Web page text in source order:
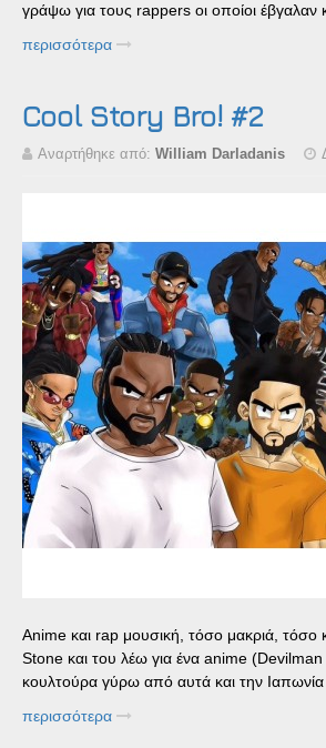
γράψω για τους rappers οι οποίοι έβγαλαν
περισσότερα
Cool Story Bro! #2
Αναρτήθηκε από: William Darladanis
Αnime και rap μουσική, τόσο μακριά, τόσο
Stone και του λέω για ένα anime
κουλτούρα γύρω από αυτά και την Ιαπωνία
περισσότερα